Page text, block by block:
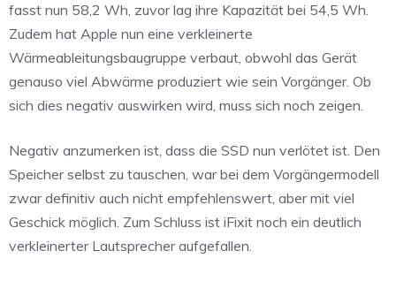
fasst nun 58,2 Wh, zuvor lag ihre Kapazität bei 54,5 Wh.
Zudem hat Apple nun eine verkleinerte
Wärmeableitungsbaugruppe verbaut, obwohl das Gerät
genauso viel Abwärme produziert wie sein Vorgänger. Ob
sich dies negativ auswirken wird, muss sich noch zeigen.
Negativ anzumerken ist, dass die SSD nun verlötet ist. Den
Speicher selbst zu tauschen, war bei dem Vorgängermodell
zwar definitiv auch nicht empfehlenswert, aber mit viel
Geschick möglich. Zum Schluss ist iFixit noch ein deutlich
verkleinerter Lautsprecher aufgefallen.